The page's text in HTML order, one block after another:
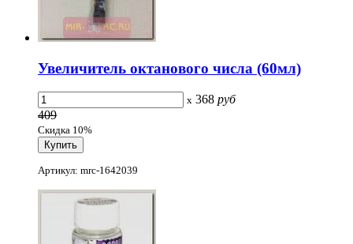
Увеличитель октанового числа (60мл)
x 368 руб
409
Скидка 10%
Артикул: mrc-1642039